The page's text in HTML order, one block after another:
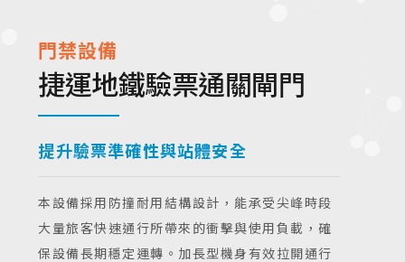
門禁設備
捷運地鐵驗票通關閘門
提升驗票準確性與站體安全
本設備採用防撞耐用結構設計，能承受尖峰時段
大量旅客快速通行所帶來的衝擊與使用負載，確
保設備長期穩定運轉。加長型機身有效拉開通行